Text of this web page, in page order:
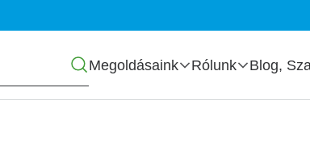
Főmenü
Megoldásaink Rólunk Blog,